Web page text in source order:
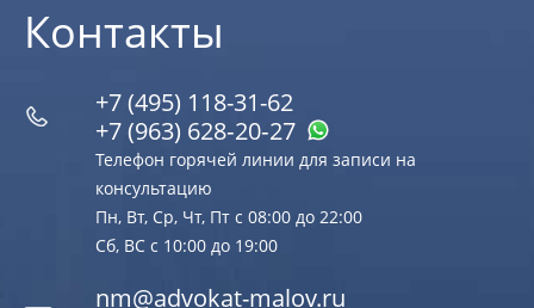
Контакты
+7 (495) 118-31-62
+7 (963) 628‑20‑27
Телефон горячей линии для записи на
консультацию
Пн, Вт, Ср, Чт, Пт с 08:00 до 22:00
Сб, ВС с 10:00 до 19:00
nm@advokat-malov.ru